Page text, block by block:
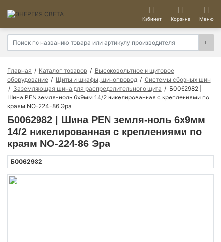
Кабинет Корзина Меню
Главная Каталог товаров
Высоковольтное и щитовое
оборудование
Щиты и шкафы, шинопровод
Системы сборных шин
Заземляющая шина для распределительного щита
Б0062982 |
Шина PEN земля-ноль 6х9мм 14/2 никелированная с креплениями по
краям NO-224-86 Эра
Б0062982 | Шина PEN земля-ноль 6х9мм
14/2 никелированная с креплениями по
краям NO-224-86 Эра
Б0062982